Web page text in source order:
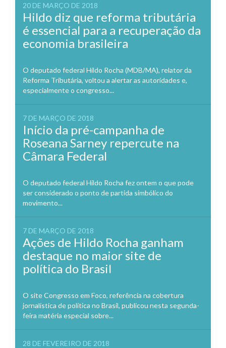
20 DE MARÇO DE 2018
Hildo diz que reforma tributária
é essencial para a recuperação da
economia brasileira
O deputado federal Hildo Rocha (MDB/MA), relator da
Reforma Tributária, voltou a alertar as autoridades e,
especialmente o congresso...
7 DE MARÇO DE 2018
Início da pré-campanha de
Roseana Sarney repercute na
Câmara Federal
O deputado federal Hildo Rocha fez ontem o que pode
ser considerado o ponto de partida simbólico do
movimento...
7 DE MARÇO DE 2018
Ações de Hildo Rocha ganham
destaque no maior site de
política do Brasil
O site Congresso em Foco, referência na cobertura
jornalística de política no Brasil, publicou nesta segunda-
feira matéria especial sobre...
28 DE FEVEREIRO DE 2018